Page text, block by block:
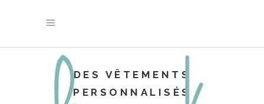
DES VÊTEMENTS
PERSONNALISÉS